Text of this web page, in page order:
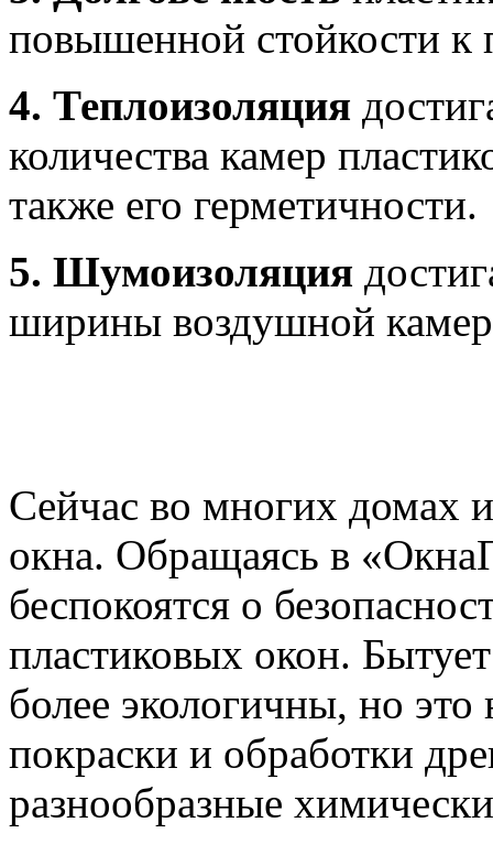
повышенной стойкости к
4. Теплоизоляция
количества камер
также его герметичности.
5. Шумоизоляция
ширины воздушной
Сейчас во многих домах
окна. Обращаясь в
беспокоятся о
пластиковых окон.
более экологичны, но
покраски и обработки
разнообразные